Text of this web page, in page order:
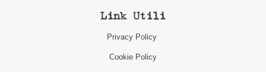
Link Utili
Privacy Policy
Cookie Policy